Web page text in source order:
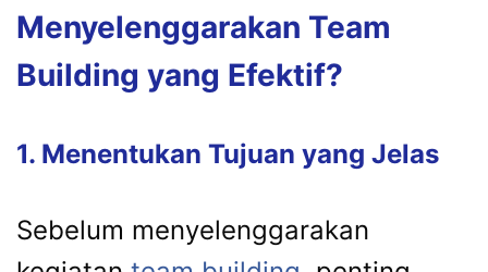
Menyelenggarakan Team
Building yang Efektif?
1. Menentukan Tujuan yang Jelas
Sebelum menyelenggarakan